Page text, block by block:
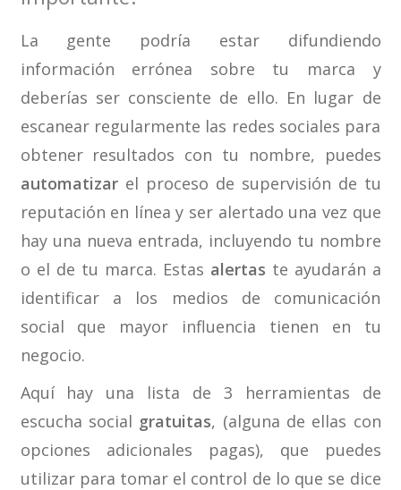
La gente podría estar difundiendo
información errónea sobre tu marca y
deberías ser consciente de ello. En lugar de
escanear regularmente las redes sociales para
obtener resultados con tu nombre, puedes
automatizarel proceso de supervisión de tu
reputación en línea y ser alertado una vez que
hay una nueva entrada, incluyendo tu nombre
o el de tu marca. Estas alertas te ayudarán a
identificar a los medios de comunicación
social que mayor influencia tienen en tu
negocio.
Aquí hay una lista de 3 herramientas de
escucha social gratuitas, (alguna de ellas con
opciones adicionales pagas), que puedes
utilizar para tomar el control de lo que se dice